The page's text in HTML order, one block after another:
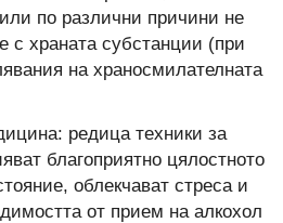
по различни причини не
с храната субстанции (при
на храносмилателната
редица техники за
благоприятно цялостното
облекчават стреса и
от прием на алкохол